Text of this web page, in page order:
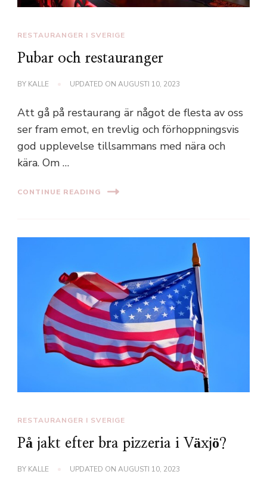
RESTAURANGER I SVERIGE
Pubar och restauranger
BY KALLE UPDATED ON AUGUSTI 10, 2023
Att gå på restaurang är något de flesta av oss
ser fram emot, en trevlig och förhoppningsvis
god upplevelse tillsammans med nära och
kära. Om …
CONTINUE READING
RESTAURANGER I SVERIGE
På jakt efter bra pizzeria i Växjö?
BY KALLE UPDATED ON AUGUSTI 10, 2023